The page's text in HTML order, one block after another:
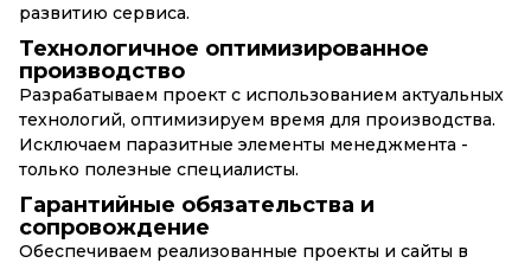
развитию сервиса.
Технологичное оптимизированное
производство
Разрабатываем проект с использованием актуальных
технологий, оптимизируем время для производства.
Исключаем паразитные элементы менеджмента -
только полезные специалисты.
Гарантийные обязательства и
сопровождение
Обеспечиваем реализованные проекты и сайты в